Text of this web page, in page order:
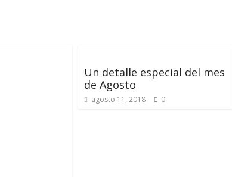
Un detalle especial del mes
de Agosto
agosto 11, 2018 0